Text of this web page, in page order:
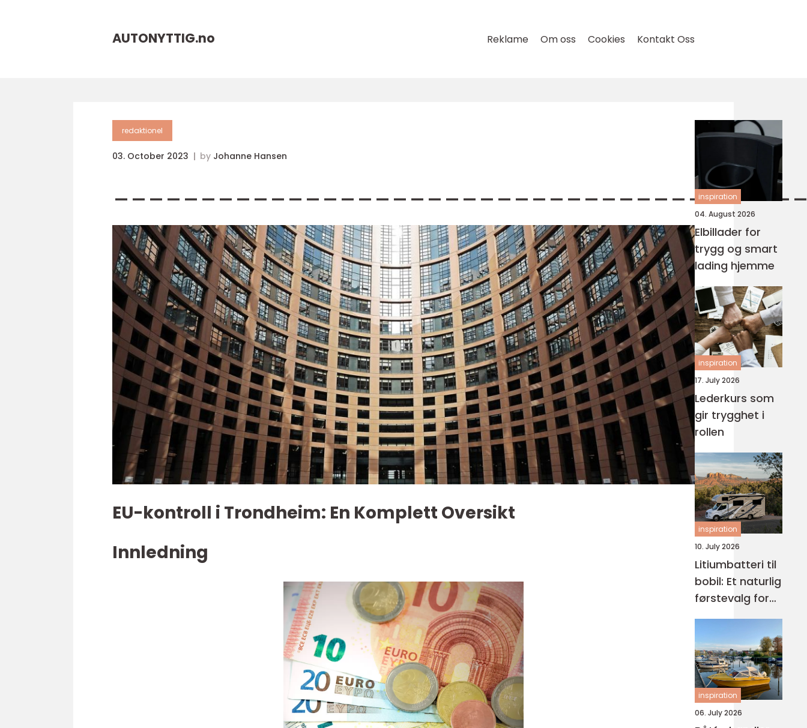
AUTONYTTIG.no Reklame Om oss Cookies Kontakt Oss
redaktionel
03. October 2023 by Johanne Hansen
EU-kontroll i Trondheim: En Komplett Oversikt
Innledning
inspiration
04. August 2026
Elbillader for
trygg og smart
lading hjemme
inspiration
17. July 2026
Lederkurs som
gir trygghet i
rollen
inspiration
10. July 2026
Litiumbatteri til
bobil: Et naturlig
førstevalg for
mange
inspiration
06. July 2026